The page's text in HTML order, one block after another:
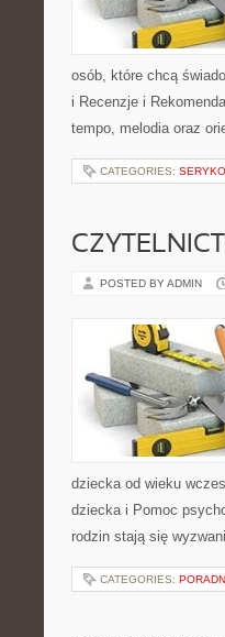
osób, które chcą
i Recenzje i
tempo, melodia oraz
CATEGORIES:
POSTED BY ADMIN
dziecka od wieku
dziecka i Pomoc
rodzin stają się
CATEGORIES: